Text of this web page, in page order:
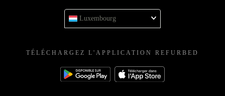
Luxembourg
TÉLÉCHARGEZ L'APPLICATION REFURBED